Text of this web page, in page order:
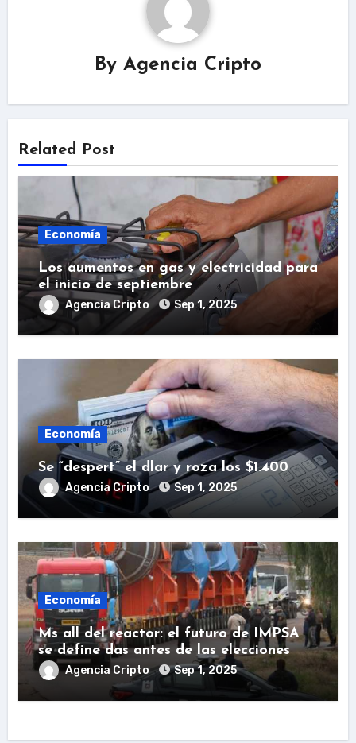
By Agencia Cripto
Related Post
Economía
Los aumentos en gas y electricidad para
el inicio de septiembre
Agencia Cripto Sep 1, 2025
Economía
Se “despert” el dlar y roza los $1.400
Agencia Cripto Sep 1, 2025
Economía
Ms all del reactor: el futuro de IMPSA
se define das antes de las elecciones
Agencia Cripto Sep 1, 2025